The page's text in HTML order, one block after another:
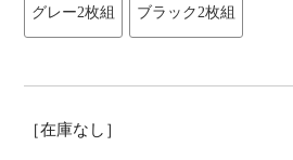
グレー2枚組 ブラック2枚組
［在庫なし］